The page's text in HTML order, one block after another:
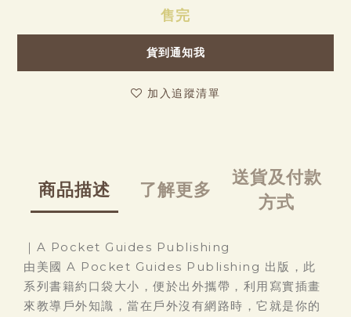
售完
貨到通知我
加入追蹤清單
商品描述 了解更多
送貨及付款
方式
｜A Pocket Guides Publishing
由美國 A Pocket Guides Publishing 出版，此
系列書籍約口袋大小，便於出外攜帶，利用寫實插畫
來教導戶外知識，當在戶外沒有網路時，它就是你的